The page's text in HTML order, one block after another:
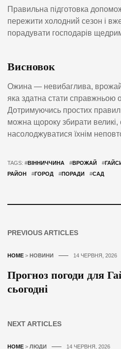
Правильна підготовка
пережити холодний сезон і
порадувати господарів
Висновок
Ожина — невибаглива,
яка здатна стати справжньою
Дотримуючись простих правил
можна щороку збирати великі,
насолоджуватися їхнім
TAGS: #ВІННИЧЧИНА #ВРОЖАЙ #
РАЙОН
#ГОРОД #ПОРАДИ #САД
PREVIOUS ARTICLES
HOME > НОВИНИ 14 ЧЕРВНЯ, 2026
Прогноз погоди для
сьогодні
NEXT ARTICLES
HOME > ЛЮДИ 14 ЧЕРВНЯ, 2026